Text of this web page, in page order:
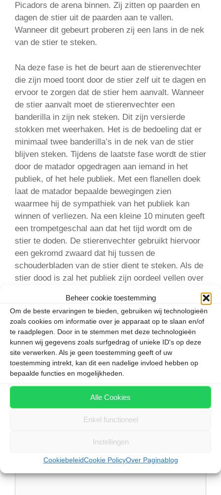
Beheer cookie toestemming
Om de beste ervaringen te bieden, gebruiken wij technologieën
zoals cookies om informatie over je apparaat op te slaan en/of
te raadplegen. Door in te stemmen met deze technologieën
kunnen wij gegevens zoals surfgedrag of unieke ID's op deze
site verwerken. Als je geen toestemming geeft of uw
toestemming intrekt, kan dit een nadelige invloed hebben op
bepaalde functies en mogelijkheden.
Alle Cookies
Enkel functioneel
Instellingen
CookiebeleidCookie PolicyOver Paginablog
Picadors de arena binnen. Zij zitten op paarden en
dagen de stier uit de paarden aan te vallen.
Wanneer dit gebeurt proberen zij een lans in de nek
van de stier te steken.
Na deze fase is het de beurt aan de stierenvechter
die zijn moed toont door de stier zelf uit te dagen en
ervoor te zorgen dat de stier hem aanvalt. Wanneer
de stier aanvalt moet de stierenvechter een
banderilla in zijn nek steken. Dit zijn versierde
stokken met weerhaken. Het is de bedoeling dat er
minimaal twee banderilla’s in de nek van de stier
blijven steken. Tijdens de laatste fase wordt de stier
door de matador opgedragen aan iemand in het
publiek, of het hele publiek. Met een flanellen doek
laat de matador bepaalde bewegingen zien
waarmee hij de sympathiek van het publiek kan
winnen of verliezen. Na een kleine 10 minuten geeft
een trompetgeschal aan dat het tijd wordt om de
stier te doden. De stierenvechter gebruikt hiervoor
een gekromd zwaard dat hij tussen de
schouderbladen van de stier dient te steken. Als de
stier dood is zal het publiek zijn oordeel vellen over
Per keer worden er zes stierengevechten gehouden
waaraan drie toreros meedoen.
Categorieën
Sevilla
Tags
Sevilla ,Spanje
Zia op Kos
De oude stad Kamiros
Plaats een reactie